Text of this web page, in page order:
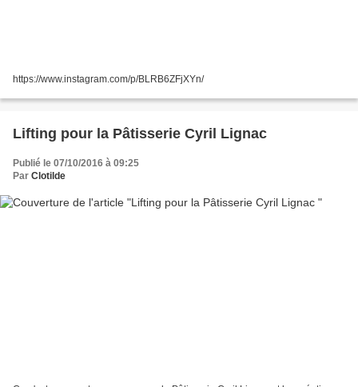
https://www.instagram.com/p/BLRB6ZFjXYn/
Lifting pour la Pâtisserie Cyril Lignac
Publié le 07/10/2016 à 09:25
Par Clotilde